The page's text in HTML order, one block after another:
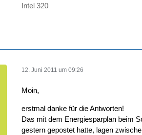
Intel 320
12. Juni 2011 um 09:26
Moin,
erstmal danke für die Antworten!
Das mit dem Energiesparplan beim
gestern gepostet hatte, lagen